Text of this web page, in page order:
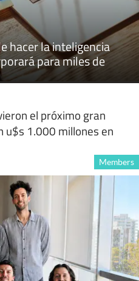
hacer la inteligencia
para miles de
el próximo gran
u$s 1.000 millones en
Members